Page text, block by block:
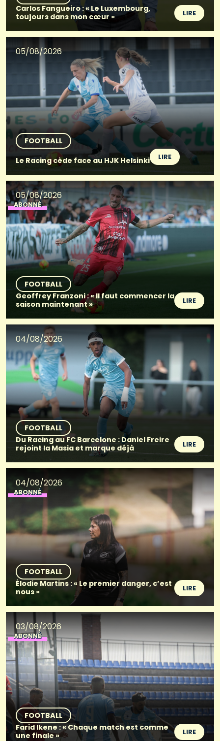
Carlos Fangueiro : « Le Luxembourg,
toujours dans mon cœur »
LIRE
05/08/2026
FOOTBALL
Le Racing cède face au HJK Helsinki
LIRE
05/08/2026
ABONNÉ
FOOTBALL
Geoffrey Franzoni : « Il faut commencer la
saison maintenant »
LIRE
04/08/2026
FOOTBALL
Du Racing au FC Barcelone : Daniel Freire
rejoint la Masia et marque déjà
LIRE
04/08/2026
ABONNÉ
FOOTBALL
Élodie Martins : « Le premier danger, c’est
nous »
LIRE
03/08/2026
ABONNÉ
FOOTBALL
Farid Ikene : « Chaque match est comme
une finale »
LIRE